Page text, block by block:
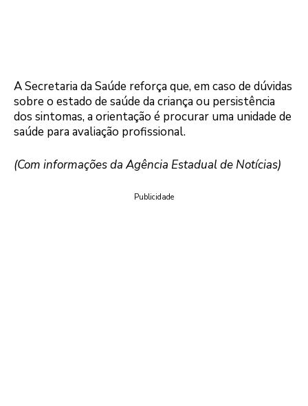
A Secretaria da Saúde reforça que, em caso de dúvidas
sobre o estado de saúde da criança ou persistência
dos sintomas, a orientação é procurar uma unidade de
saúde para avaliação profissional.
(Com informações da Agência Estadual de Notícias)
Publicidade